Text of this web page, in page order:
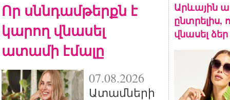
Որ սննդամթերքն է
կարող վնասել
ատամի էմալը
07.08.2026
Ատամների
Արևային
ընտրելիս,
վնասել